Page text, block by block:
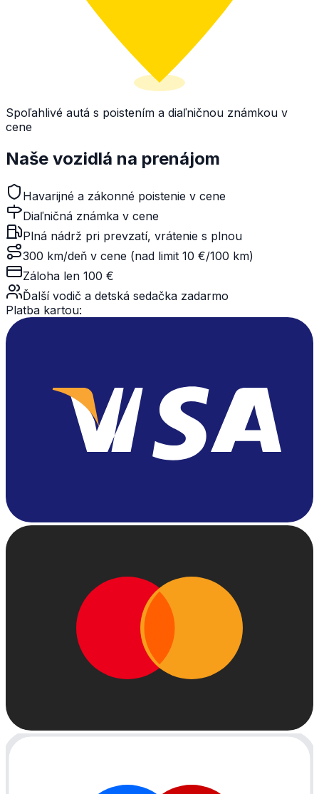
Spoľahlivé autá s poistením a diaľničnou známkou v
cene
Naše vozidlá na prenájom
Havarijné a zákonné poistenie v cene
Diaľničná známka v cene
Plná nádrž pri prevzatí, vrátenie s plnou
300 km/deň v cene (nad limit 10 €/100 km)
Záloha len 100 €
Ďalší vodič a detská sedačka zadarmo
Platba kartou: